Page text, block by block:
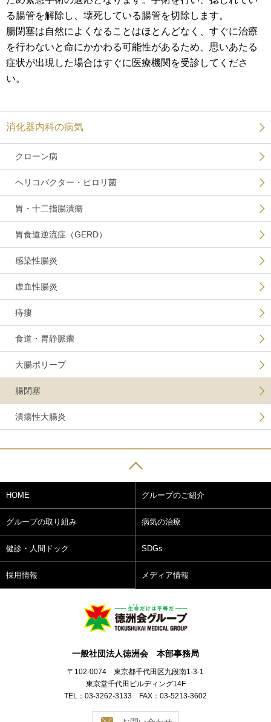
る腸管を解除し、壊死している腸管を切除します。
腸閉塞は自然によくなることはほとんどなく、すぐに治療
を行わないと命にかかわる可能性があるため、思いあたる
症状が出現した場合はすぐに医療機関を受診してくださ
い。
消化器内科の病気
クローン病
ヘリコバクター・ピロリ菌
胃・十二指腸潰瘍
胃食道逆流症（GERD）
感染性腸炎
虚血性腸炎
痔瘻
食道・胃静脈瘤
大腸ポリープ
腸閉塞
潰瘍性大腸炎
HOME グループのご紹介
グループの取り組み 病気の治療
健診・人間ドック SDGs
採用情報 メディア情報
一般社団法人徳洲会 本部事務局
〒102-0074 東京都千代田区九段南1-3-1
東京堂千代田ビルディング14F
TEL：03-3262-3133 FAX：03-5213-3602